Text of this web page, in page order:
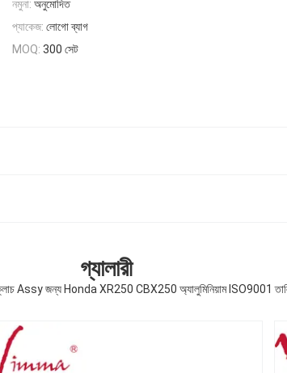
নমুনা: অনুমোদিত
প্যাকেজ: লোগো ব্যাগ
MOQ: 300 সেট
গ্যালারী
ক্লাচ Assy জন্য Honda XR250 CBX250 অ্যালুমিনিয়াম ISO9001